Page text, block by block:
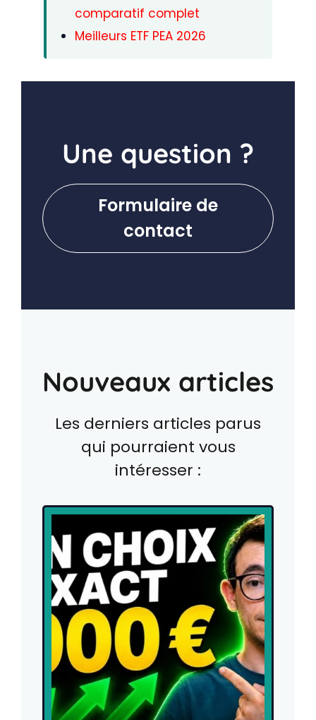
comparatif complet
Meilleurs ETF PEA 2026
Une question ?
Formulaire de
contact
Nouveaux articles
Les derniers articles parus
qui pourraient vous
intéresser :